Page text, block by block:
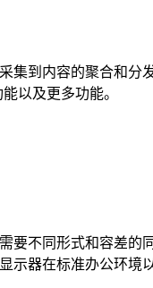
到内容的聚合和
以及更多功能。
不同形式和容差
器在标准办公环